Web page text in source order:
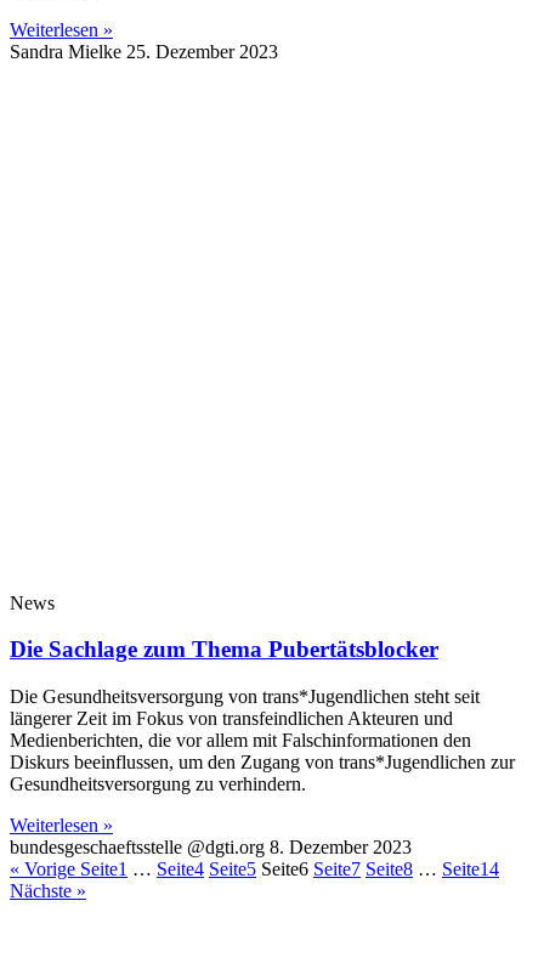
Weiterlesen »
Sandra Mielke 25. Dezember 2023
News
Die Sachlage zum Thema Pubertätsblocker
Die Gesundheitsversorgung von trans*Jugendlichen steht seit
längerer Zeit im Fokus von transfeindlichen Akteuren und
Medienberichten, die vor allem mit Falschinformationen den
Diskurs beeinflussen, um den Zugang von trans*Jugendlichen zur
Gesundheitsversorgung zu verhindern.
Weiterlesen »
bundesgeschaeftsstelle @dgti.org 8. Dezember 2023
« Vorige Seite1 … Seite4 Seite5 Seite6 Seite7 Seite8 … Seite14
Nächste »